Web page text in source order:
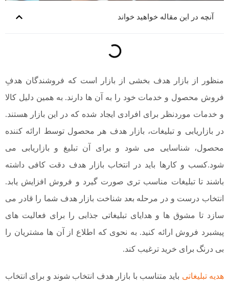
آنچه در این مقاله خواهید خواند
منظور از بازار هدف بخشی از بازار است که فروشندگان هدفِ
فروش محصول و خدمات خود را به آن ها دارند. به همین دلیل کالا
و خدمات موردنظر برای افرادی ایجاد شده که در این بازار هستند.
در بازاریابی و تبلیغات، بازار هدف هر محصول توسط ارائه کننده
محصول، شناسایی می شود و برای آن تبلیغ و بازاریابی می
شود.کسب و کارها باید در انتخاب بازار هدف دقت کافی داشته
باشند تا تبلیغات مناسب تری صورت گیرد و فروش افزایش یابد.
انتخاب درست و در مرحله بعد شناخت بازار هدف شما را قادر می
سازد تا مشوق ها و هدایای تبلیغاتی جذابی را برای فعالیت های
پیشبرد فروش ارائه کنید. به نحوی که اطلاع از آن ها مشتریان را
بی درنگ برای خرید ترغیب کند.
هدیه تبلیغاتی باید متناسب با بازار هدف انتخاب شوند و برای انتخاب